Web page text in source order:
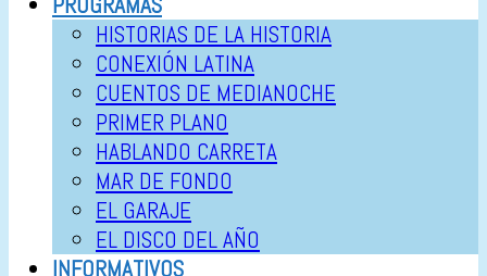
HISTORIAS DE LA HISTORIA
CONEXIÓN LATINA
CUENTOS DE MEDIANOCHE
PRIMER PLANO
HABLANDO CARRETA
MAR DE FONDO
EL GARAJE
EL DISCO DEL AÑO
INFORMATIVOS